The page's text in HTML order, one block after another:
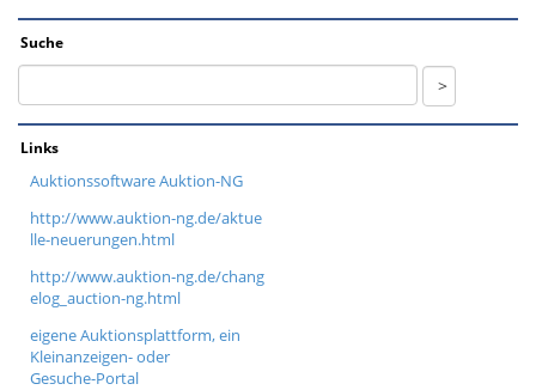
Suche
Links
Auktionssoftware Auktion-NG
http://www.auktion-ng.de/aktue
lle-neuerungen.html
http://www.auktion-ng.de/chang
elog_auction-ng.html
eigene Auktionsplattform, ein
Kleinanzeigen- oder
Gesuche-Portal